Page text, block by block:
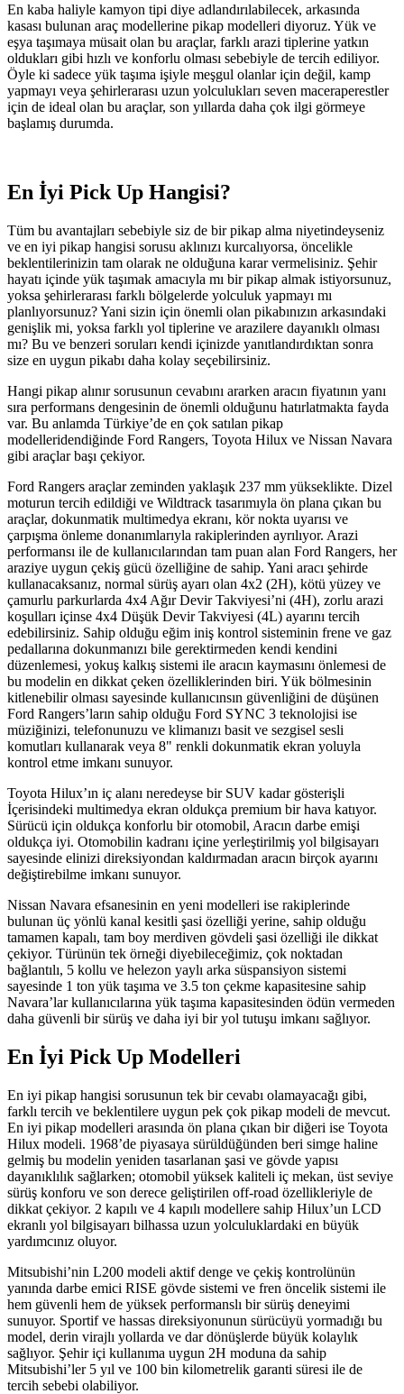
En kaba haliyle kamyon tipi diye adlandırılabilecek, arkasında
kasası bulunan araç modellerine pikap modelleri diyoruz. Yük ve
eşya taşımaya müsait olan bu araçlar, farklı arazi tiplerine yatkın
oldukları gibi hızlı ve konforlu olması sebebiyle de tercih ediliyor.
Öyle ki sadece yük taşıma işiyle meşgul olanlar için değil, kamp
yapmayı veya şehirlerarası uzun yolculukları seven maceraperestler
için de ideal olan bu araçlar, son yıllarda daha çok ilgi görmeye
başlamış durumda.
En İyi Pick Up Hangisi?
Tüm bu avantajları sebebiyle siz de bir pikap alma niyetindeyseniz
ve en iyi pikap hangisi sorusu aklınızı kurcalıyorsa, öncelikle
beklentilerinizin tam olarak ne olduğuna karar vermelisiniz. Şehir
hayatı içinde yük taşımak amacıyla mı bir pikap almak istiyorsunuz,
yoksa şehirlerarası farklı bölgelerde yolculuk yapmayı mı
planlıyorsunuz? Yani sizin için önemli olan pikabınızın arkasındaki
genişlik mi, yoksa farklı yol tiplerine ve arazilere dayanıklı olması
mı? Bu ve benzeri soruları kendi içinizde yanıtlandırdıktan sonra
size en uygun pikabı daha kolay seçebilirsiniz.
Hangi pikap alınır sorusunun cevabını ararken aracın fiyatının yanı
sıra performans dengesinin de önemli olduğunu hatırlatmakta fayda
var. Bu anlamda Türkiye’de en çok satılan pikap
modelleridendiğinde Ford Rangers, Toyota Hilux ve Nissan Navara
gibi araçlar başı çekiyor.
Ford Rangers araçlar zeminden yaklaşık 237 mm yükseklikte. Dizel
moturun tercih edildiği ve Wildtrack tasarımıyla ön plana çıkan bu
araçlar, dokunmatik multimedya ekranı, kör nokta uyarısı ve
çarpışma önleme donanımlarıyla rakiplerinden ayrılıyor. Arazi
performansı ile de kullanıcılarından tam puan alan Ford Rangers, her
araziye uygun çekiş gücü özelliğine de sahip. Yani aracı şehirde
kullanacaksanız, normal sürüş ayarı olan 4x2 (2H), kötü yüzey ve
çamurlu parkurlarda 4x4 Ağır Devir Takviyesi’ni (4H), zorlu arazi
koşulları içinse 4x4 Düşük Devir Takviyesi (4L) ayarını tercih
edebilirsiniz. Sahip olduğu eğim iniş kontrol sisteminin frene ve gaz
pedallarına dokunmanızı bile gerektirmeden kendi kendini
düzenlemesi, yokuş kalkış sistemi ile aracın kaymasını önlemesi de
bu modelin en dikkat çeken özelliklerinden biri. Yük bölmesinin
kitlenebilir olması sayesinde kullanıcınsın güvenliğini de düşünen
Ford Rangers’ların sahip olduğu Ford SYNC 3 teknolojisi ise
müziğinizi, telefonunuzu ve klimanızı basit ve sezgisel sesli
komutları kullanarak veya 8" renkli dokunmatik ekran yoluyla
kontrol etme imkanı sunuyor.
Toyota Hilux’ın iç alanı neredeyse bir SUV kadar gösterişli
İçerisindeki multimedya ekran oldukça premium bir hava katıyor.
Sürücü için oldukça konforlu bir otomobil, Aracın darbe emişi
oldukça iyi. Otomobilin kadranı içine yerleştirilmiş yol bilgisayarı
sayesinde elinizi direksiyondan kaldırmadan aracın birçok ayarını
değiştirebilme imkanı sunuyor.
Nissan Navara efsanesinin en yeni modelleri ise rakiplerinde
bulunan üç yönlü kanal kesitli şasi özelliği yerine, sahip olduğu
tamamen kapalı, tam boy merdiven gövdeli şasi özelliği ile dikkat
çekiyor. Türünün tek örneği diyebileceğimiz, çok noktadan
bağlantılı, 5 kollu ve helezon yaylı arka süspansiyon sistemi
sayesinde 1 ton yük taşıma ve 3.5 ton çekme kapasitesine sahip
Navara’lar kullanıcılarına yük taşıma kapasitesinden ödün vermeden
daha güvenli bir sürüş ve daha iyi bir yol tutuşu imkanı sağlıyor.
En İyi Pick Up Modelleri
En iyi pikap hangisi sorusunun tek bir cevabı olamayacağı gibi,
farklı tercih ve beklentilere uygun pek çok pikap modeli de mevcut.
En iyi pikap modelleri arasında ön plana çıkan bir diğeri ise Toyota
Hilux modeli. 1968’de piyasaya sürüldüğünden beri simge haline
gelmiş bu modelin yeniden tasarlanan şasi ve gövde yapısı
dayanıklılık sağlarken; otomobil yüksek kaliteli iç mekan, üst seviye
sürüş konforu ve son derece geliştirilen off-road özellikleriyle de
dikkat çekiyor. 2 kapılı ve 4 kapılı modellere sahip Hilux’un LCD
ekranlı yol bilgisayarı bilhassa uzun yolculuklardaki en büyük
yardımcınız oluyor.
Mitsubishi’nin L200 modeli aktif denge ve çekiş kontrolünün
yanında darbe emici RISE gövde sistemi ve fren öncelik sistemi ile
hem güvenli hem de yüksek performanslı bir sürüş deneyimi
sunuyor. Sportif ve hassas direksiyonunun sürücüyü yormadığı bu
model, derin virajlı yollarda ve dar dönüşlerde büyük kolaylık
sağlıyor. Şehir içi kullanıma uygun 2H moduna da sahip
Mitsubishi’ler 5 yıl ve 100 bin kilometrelik garanti süresi ile de
tercih sebebi olabiliyor.